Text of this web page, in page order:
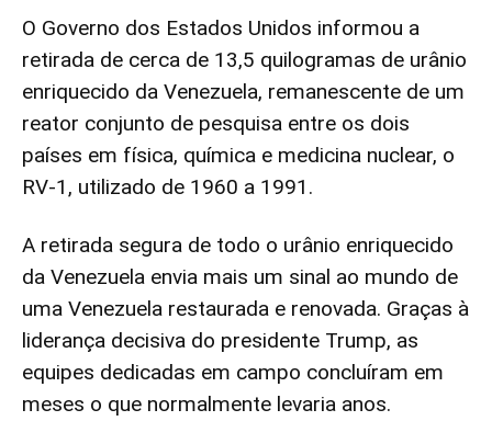
O Governo dos Estados Unidos informou a
retirada de cerca de 13,5 quilogramas de urânio
enriquecido da Venezuela, remanescente de um
reator conjunto de pesquisa entre os dois
países em física, química e medicina nuclear, o
RV-1, utilizado de 1960 a 1991.
A retirada segura de todo o urânio enriquecido
da Venezuela envia mais um sinal ao mundo de
uma Venezuela restaurada e renovada. Graças à
liderança decisiva do presidente Trump, as
equipes dedicadas em campo concluíram em
meses o que normalmente levaria anos.